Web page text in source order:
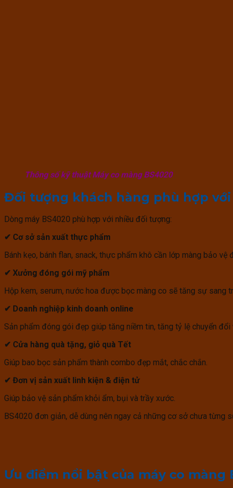
Thông số kỹ thuật Máy co màng BS4020
Đối tượng khách hàng phù hợp với
Dòng máy BS4020 phù hợp với nhiều đối tượng:
✔ Cơ sở sản xuất thực phẩm
Bánh kẹo, bánh flan, snack, thực phẩm khô cần lớp màng bảo
✔ Xưởng đóng gói mỹ phẩm
Hộp kem, serum, nước hoa được bọc màng co sẽ tăng sự sang
✔ Doanh nghiệp kinh doanh online
Sản phẩm đóng gói đẹp giúp tăng niềm tin, tăng tỷ lệ chuyển đổi
✔ Cửa hàng quà tặng, giỏ quà Tết
Giúp bao bọc sản phẩm thành combo đẹp mắt, chắc chắn.
✔ Đơn vị sản xuất linh kiện & điện tử
Giúp bảo vệ sản phẩm khỏi ẩm, bụi và trầy xước.
BS4020 đơn giản, dễ dùng nên ngay cả những cơ sở chưa từng
Ưu điểm nổi bật của máy co màng